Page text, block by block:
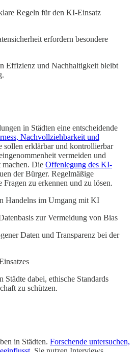
Regeln für den KI-Einsatz
erfordern besondere
Effizienz und Nachhaltigkeit bleibt
in Städten eine entscheidende
Nachvollziehbarkeit und
sollen erklärbar und kontrollierbar
vermeiden und
machen. Die Offenlegung des KI-
der Bürger. Regelmäßige
Fragen zu erkennen und zu lösen.
Handelns im Umgang mit KI
zur Vermeidung von Bias
Daten und Transparenz bei der
dabei, ethische Standards
zu schützen.
in Städten. Forschende untersuchen,